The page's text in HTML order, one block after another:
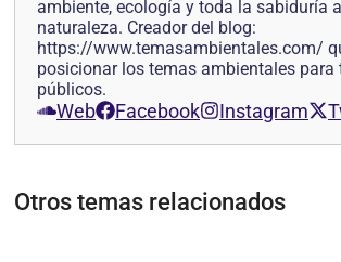
ambiente, ecología y toda la sabiduría
naturaleza. Creador del blog:
https://www.temasambientales.com/
posicionar los temas ambientales para
públicos.
Web Facebook Instagram
Otros temas relacionados